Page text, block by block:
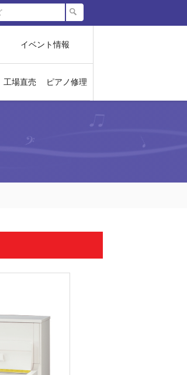
イベント情報
工場直売 ピアノ修理